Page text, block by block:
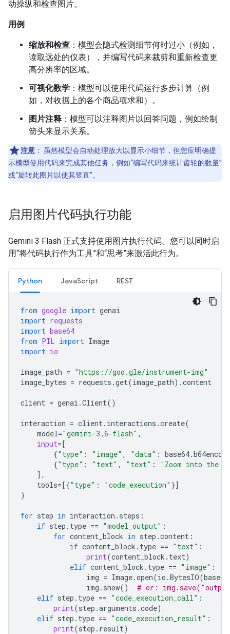
动操纵和检查图片。
用例
缩放和检查 ：模型会隐式检测细节何时过小（例如，
读取远处的仪表），并编写代码来裁剪和重新检查更
高分辨率的区域。
可视化数学 ：模型可以使用代码运行多步计算（例
如，对收据上的各个商品项求和）。
图片注释 ：模型可以注释图片以回答问题，例如绘制
箭头来显示关系。
注意 ：
虽然模型会自动处理放大以显示小细节，但您应明确提
示模型使用代码来完成其他任务，例如“编写代码来统计齿轮的数量”
或“旋转此图片以使其竖直”。
启用图片代码执行功能
Gemini 3 Flash 正式支持使用图片执行代码。您可以同时启
用“将代码执行作为工具”和“思考”来激活此行为。
Python JavaScript REST
from google import genai
import requests
import base64
from PIL import Image
import io
image_path = "https://goo.gle/instrument-img"
image_bytes = requests .get(image_path) .content
client = genai .Client()
interaction = client. interactions .create(
model="gemini-3.6-flash" ,
input=[
{"type" : "image" , "data" : base64.b64encode
{"type" : "text" , "text" :
"Zoom into the
],
tools=[{"type" : "code_execution" }]
)
for step in interaction . steps :
if step . type == "model_output" :
for content_block in step .content :
if content_block . type == "text" :
print(content_block . text)
elif content_block . type == "image" :
img = Image.open(io .BytesIO(base64
img . show()
# or:
elif step . type == "code_execution_call" :
print(step .arguments .code)
elif step . type == "code_execution_result" :
print(step . result)